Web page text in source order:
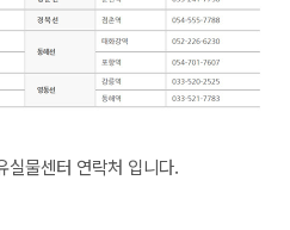
실물센터 연락처 입니다.